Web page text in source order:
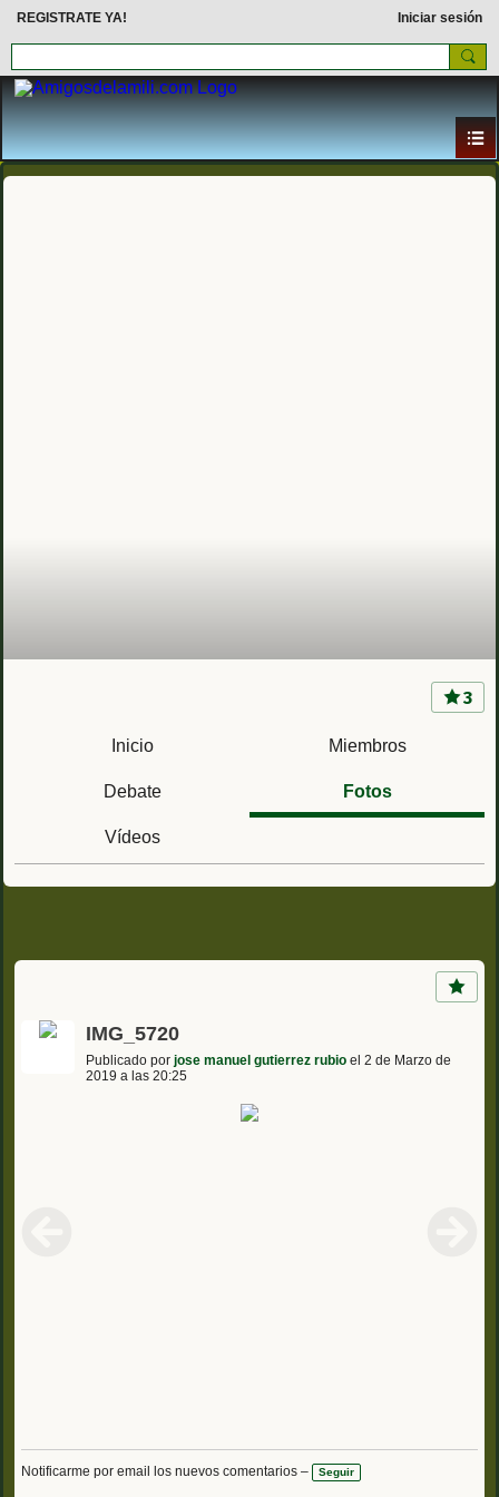
REGISTRATE YA! Iniciar sesión
CIR 10 San Gregorio (Zaragoza) Centro de
instrucción de reclutas Nº10
3
Inicio Miembros
Debate Fotos
Vídeos
IMG_5720
Publicado por jose manuel gutierrez rubio el 2 de Marzo de
2019 a las 20:25
Notificarme por email los nuevos comentarios – Seguir